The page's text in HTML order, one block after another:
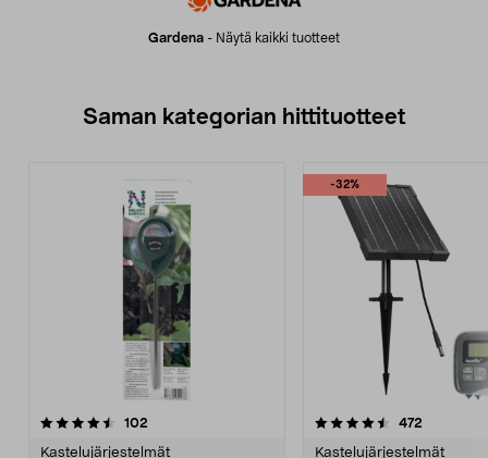
Gardena - Näytä kaikki tuotteet
Saman kategorian hittituotteet
102
Kastelujärjestelmät
-32%
4.5 viidestä
472
Kastelujärjestelmät
4.5 viidestä